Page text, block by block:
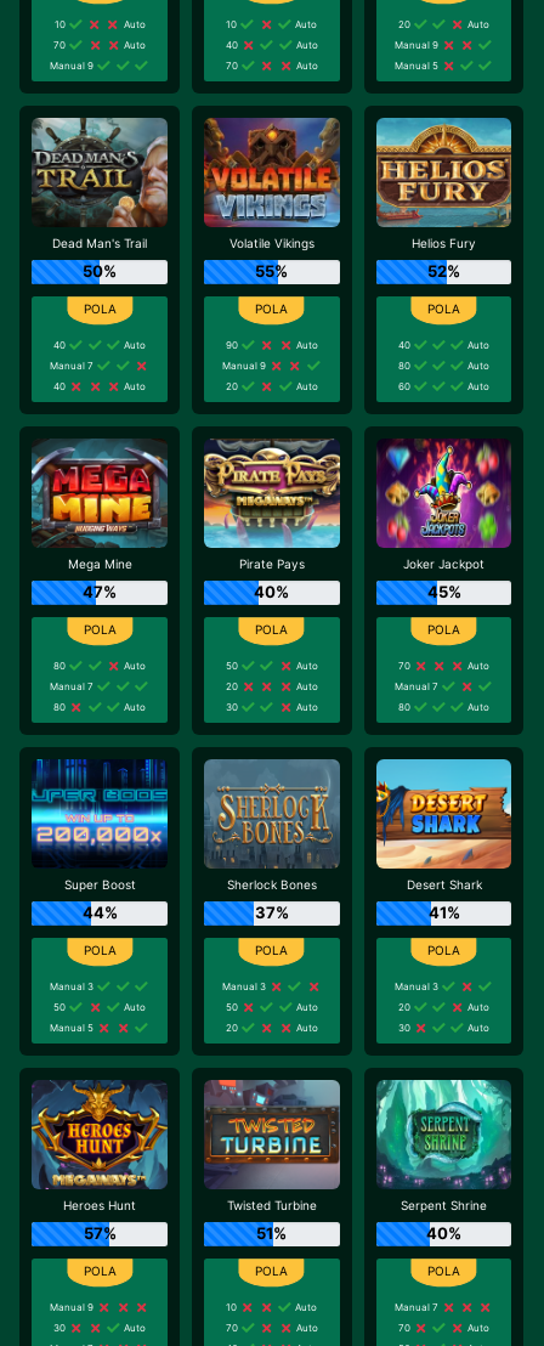
10
Auto
70
Auto
Manual 9
10
Auto
40
Auto
70
Auto
20
Auto
Manual 9
Manual 5
Dead Man's Trail
50%
40
Auto
Manual 7
40
Auto
Volatile Vikings
55%
90
Auto
Manual 9
20
Auto
Helios Fury
52%
40
Auto
80
Auto
60
Auto
Mega Mine
47%
80
Auto
Manual 7
80
Auto
Pirate Pays
40%
50
Auto
20
Auto
30
Auto
Joker Jackpot
45%
70
Auto
Manual 7
80
Auto
Super Boost
44%
Manual 3
50
Auto
Manual 5
Sherlock Bones
37%
Manual 3
50
Auto
20
Auto
Desert Shark
41%
Manual 3
20
Auto
30
Auto
Heroes Hunt
57%
Manual 9
30
Auto
Twisted Turbine
51%
10
Auto
70
Auto
Serpent Shrine
40%
Manual 7
70
Auto